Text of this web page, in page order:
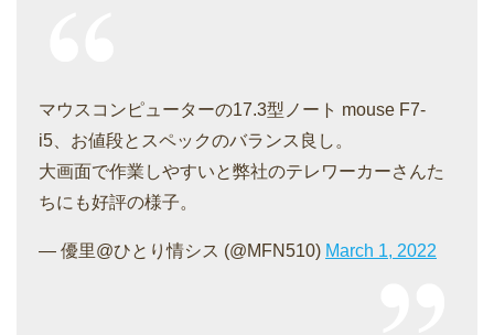
マウスコンピューターの17.3型ノート mouse F7-
i5、お値段とスペックのバランス良し。
大画面で作業しやすいと弊社のテレワーカーさんた
ちにも好評の様子。
— 優里@ひとり情シス (@MFN510) March 1, 2022